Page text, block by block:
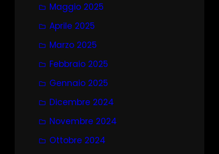
Maggio 2025
Aprile 2025
Marzo 2025
Febbraio 2025
Gennaio 2025
Dicembre 2024
Novembre 2024
Ottobre 2024